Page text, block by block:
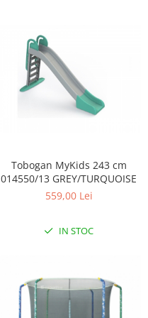
Tobogan MyKids 243 cm
014550/13 GREY/TURQUOISE
559,00 Lei
IN STOC